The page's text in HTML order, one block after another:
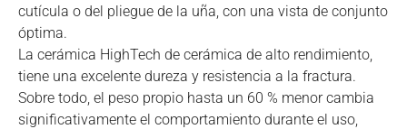
cutícula o del pliegue de la uña, con una vista de conjunto
óptima.
La cerámica HighTech de cerámica de alto rendimiento,
tiene una excelente dureza y resistencia a la fractura.
Sobre todo, el peso propio hasta un 60 % menor cambia
significativamente el comportamiento durante el uso,